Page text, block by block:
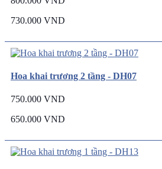
730.000 VND
Hoa khai trương 2 tầng - DH07
750.000 VND
650.000 VND